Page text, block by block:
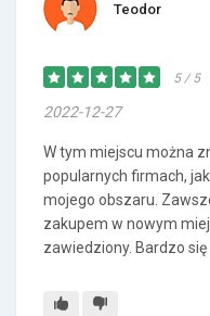
Teodor
5 / 5
2022-12-27
W tym miejscu można
popularnych firmach,
mojego obszaru.
zakupem w nowym
zawiedziony. Bardzo